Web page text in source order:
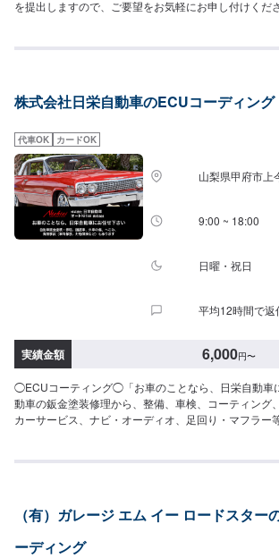
を提出しますので、ご要望をお気軽にお申し付けくだ
車のことでご不明な点や、不安な点はしっかり伺い、
修理終了・お支払い【6】アフターサポート【代車に
さい。代車は、ご希望の車種がお選びいただけ、ほぼ
付いております。※代車の燃料代はお客様にご負担いた
休日・営業時間】定休日：不定休日曜日はお問い合わ
間：9:00~18:00
株式会社日栄自動車のECUコーディング
代車OK カードOK
山梨県甲府市上
9:00 ~ 18:00
日曜・祝日
平均12時間で返
実績金額 6,000円〜
◯ECUコーティング◯「お車のことなら、日栄自動車
動車の鈑金塗装修理から、整備、車検、コーティング
カーサービス、ナビ・オーディオ、足回り・マフラー
こすり傷、へこみ、クリア剥げを鈑金で修理いたしま
代車無料貸出しております。作業中は代車をご利用く
様にご負担頂いております。【定休日・営業時間】定
業時間：9:00~18:00
（有）ガレージ エム イー ロードスター
ーディング